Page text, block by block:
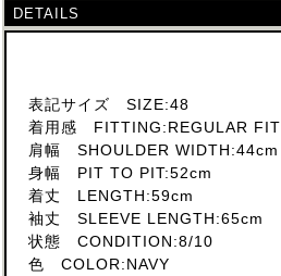
DETAILS
表記サイズ SIZE:48
着用感 FITTING:REGULAR FIT
肩幅 SHOULDER WIDTH:44cm
身幅 PIT TO PIT:52cm
着丈 LENGTH:59cm
袖丈 SLEEVE LENGTH:65cm
状態 CONDITION:8/10
色 COLOR:NAVY